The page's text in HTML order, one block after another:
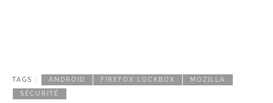
TAGS : ANDROID FIREFOX LOCKBOX MOZILLA
SÉCURITÉ